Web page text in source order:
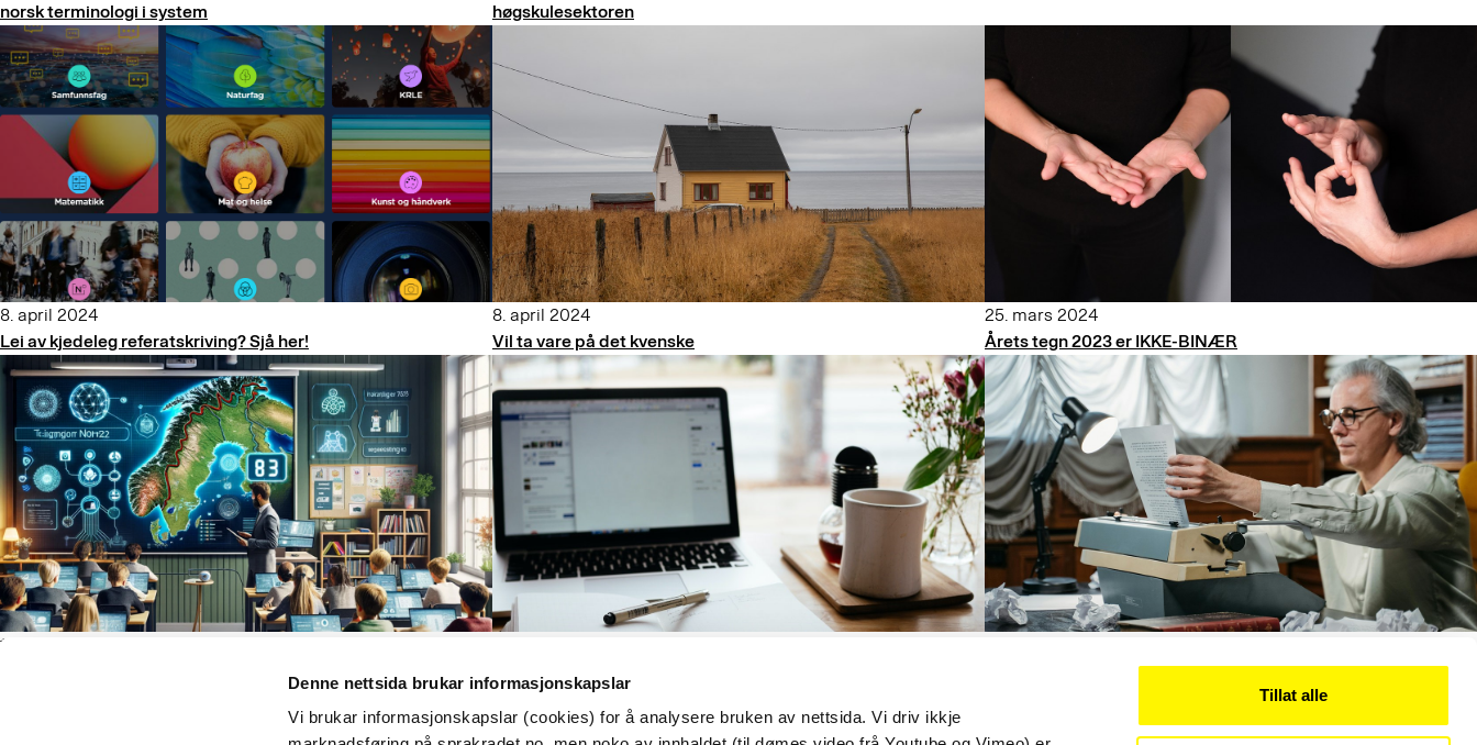
Denne nettsida brukar informasjonskapslar
Vi brukar informasjonskapslar (cookies) for å analysere bruken av nettsida. Vi driv ikkje
Tillat alle
norsk terminologi i system
høgskulesektoren
8. april 2024
Lei av kjedeleg referatskriving? Sjå her!
8. april 2024
Vil ta vare på det kvenske
25. mars 2024
Årets tegn 2023 er IKKE-BINÆR
11. mars 2024
Nettseminar om lærebokskriving
1 … 4 5 6 7 8 9 10 …